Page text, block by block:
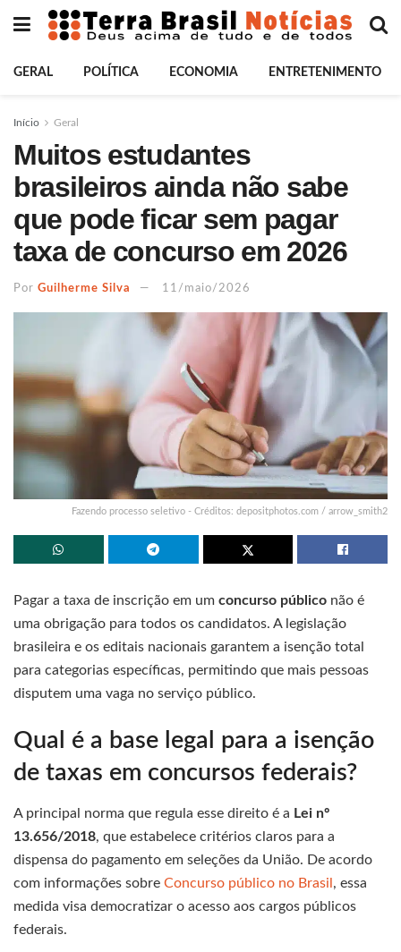
GERAL POLÍTICA ECONOMIA ENTRETENIMENTO
Início Geral
Muitos estudantes
brasileiros ainda não sabe
que pode ficar sem pagar
taxa de concurso em 2026
Por Guilherme Silva 11/maio/2026
Fazendo processo seletivo - Créditos: depositphotos.com / arrow_smith2
Pagar a taxa de inscrição em um concurso público não é
uma obrigação para todos os candidatos. A legislação
brasileira e os editais nacionais garantem a isenção total
para categorias específicas, permitindo que mais pessoas
disputem uma vaga no serviço público.
Qual é a base legal para a isenção
de taxas em concursos federais?
A principal norma que regula esse direito é a Lei nº
13.656/2018, que estabelece critérios claros para a
dispensa do pagamento em seleções da União. De acordo
com informações sobre Concurso público no Brasil , essa
medida visa democratizar o acesso aos cargos públicos
federais.